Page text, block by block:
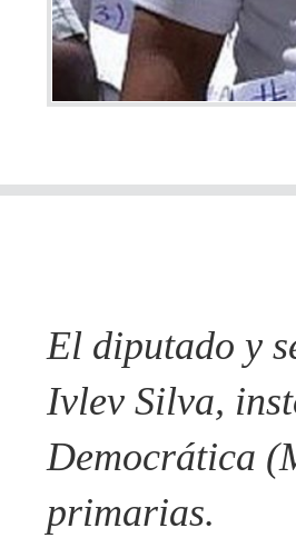
El diputado y
Ivlev Silva,
Democrática
primarias.